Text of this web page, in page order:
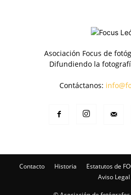
Asociación Focus de
Difundiendo la
Contáctanos:
Contacto Historia Estatutos de
Aviso Legal